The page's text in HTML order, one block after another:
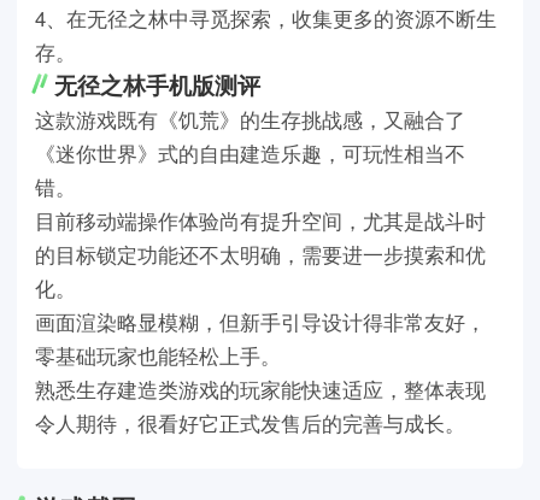
4、在无径之林中寻觅探索，收集更多的资源不断生
存。
无径之林手机版测评
这款游戏既有《饥荒》的生存挑战感，又融合了
《迷你世界》式的自由建造乐趣，可玩性相当不
错。
目前移动端操作体验尚有提升空间，尤其是战斗时
的目标锁定功能还不太明确，需要进一步摸索和优
化。
画面渲染略显模糊，但新手引导设计得非常友好，
零基础玩家也能轻松上手。
熟悉生存建造类游戏的玩家能快速适应，整体表现
令人期待，很看好它正式发售后的完善与成长。